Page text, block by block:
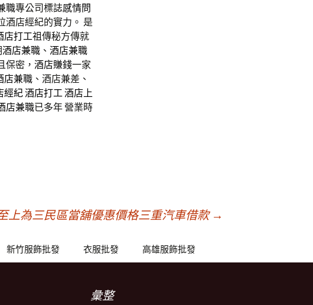
職專公司標誌感情問
酒店經紀的實力。 是
店打工祖傳秘方傳就
酒店兼職 、 酒店兼職
保密， 酒店賺錢一家
店兼職 、酒店兼差、
經紀酒店打工酒店上
店兼職已多年 營業時
上為三民區當舖優惠價格三重汽車借款 →
新竹服飾批發 衣服批發 高雄服飾批發
彙整